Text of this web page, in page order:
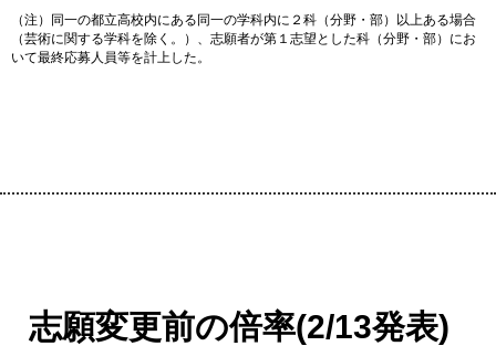
（注）同一の都立高校内にある同一の学科内に２科（分野・部）以上ある場合
（芸術に関する学科を除く。）、志願者が第１志望とした科（分野・部）にお
いて最終応募人員等を計上した。
志願変更前の倍率(2/13発表)